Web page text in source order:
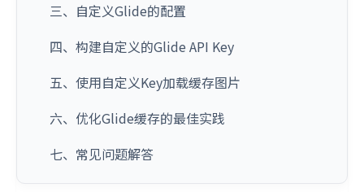
三、自定义Glide的配置
四、构建自定义的Glide API Key
五、使用自定义Key加载缓存图片
六、优化Glide缓存的最佳实践
七、常见问题解答